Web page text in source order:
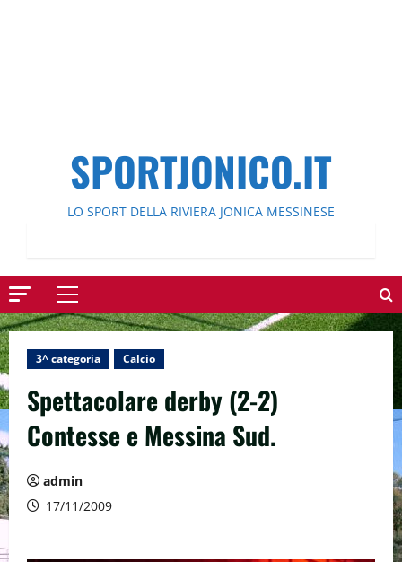
SPORTJONICO.IT
LO SPORT DELLA RIVIERA JONICA MESSINESE
Menu
principale
3^ categoria Calcio
Spettacolare derby (2-2)
Contesse e Messina Sud.
admin
17/11/2009